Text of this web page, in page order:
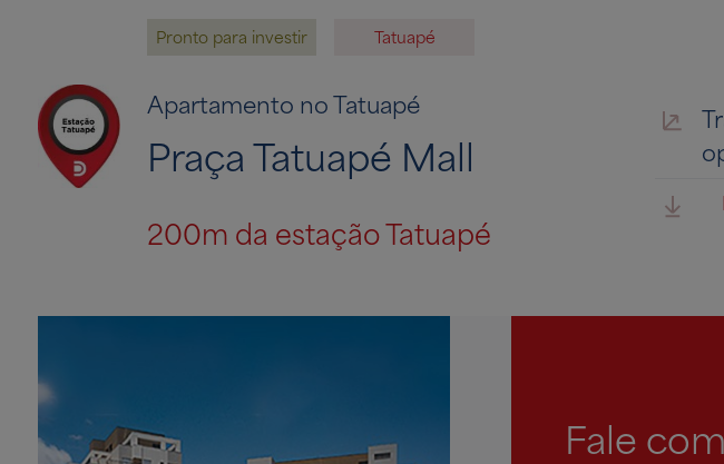
Pronto para investir Tatuapé
Apartamento no Tatuapé
Praça Tatuapé Mall
200m da estação Tatuapé
Fale